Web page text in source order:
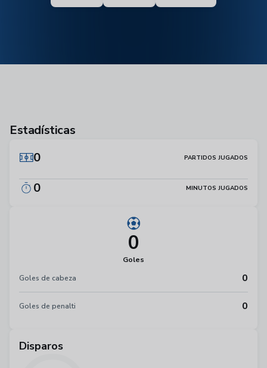
Estadísticas
0
PARTIDOS JUGADOS
0 MINUTOS JUGADOS
0
Goles
Goles de cabeza
0
Goles de penalti 0
Disparos